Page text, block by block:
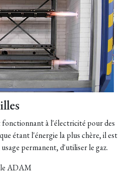
à l'électricité pour des
étant l'énergie la plus chère, il est
permanent, d'utiliser le gaz.
ADAM